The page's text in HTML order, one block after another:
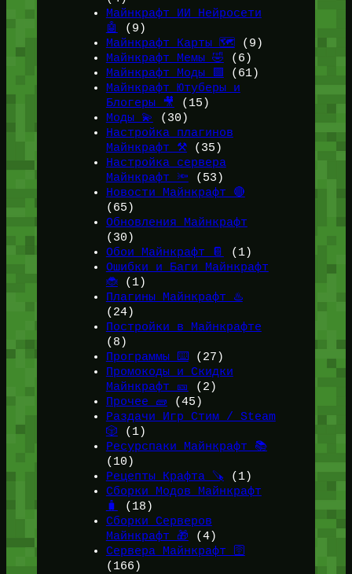
Майнкрафт ИИ Нейросети
🤖
(9)
Майнкрафт Карты 🗺️(9)
Майнкрафт Мемы 🤣 (6)
Майнкрафт Моды 🟩 (61)
Майнкрафт Ютуберы и
Блогеры 🎥
(15)
Моды 💫
(30)
Настройка плагинов
Майнкрафт ⚒️(35)
Настройка сервера
Майнкрафт 🔦 (53)
Новости Майнкрафт 🔴
(65)
Обновления Майнкрафт
(30)
Обои Майнкрафт 📔
(1)
Ошибки и Баги Майнкрафт
🐞(1)
Плагины Майнкрафт ♨️
(24)
Постройки в Майнкрафте
(8)
Программы ⌨️(27)
Промокоды и Скидки
Майнкрафт 🎫
(2)
Прочее 🧱 (45)
Раздачи Игр Стим / Steam
🎲 (1)
Ресурспаки Майнкрафт 📚
(10)
Рецепты Крафта 🪚 (1)
Сборки Модов Майнкрафт
🧳
(18)
Сборки Серверов
Майнкрафт 🎁 (4)
Сервера Майнкрафт 🛜
(166)